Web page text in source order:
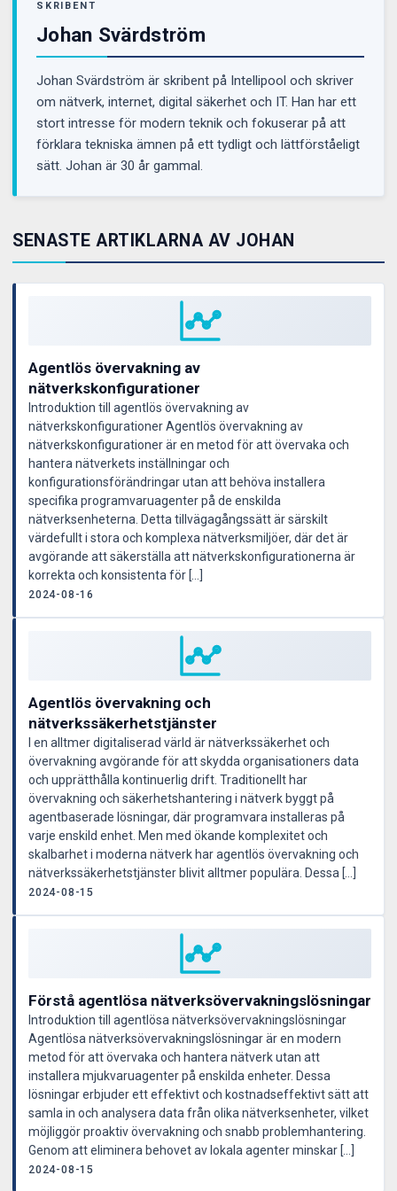
SKRIBENT
Johan Svärdström
Johan Svärdström är skribent på Intellipool och skriver
om nätverk, internet, digital säkerhet och IT. Han har ett
stort intresse för modern teknik och fokuserar på att
förklara tekniska ämnen på ett tydligt och lättförståeligt
sätt. Johan är 30 år gammal.
SENASTE ARTIKLARNA AV JOHAN
Agentlös övervakning av
nätverkskonfigurationer
Introduktion till agentlös övervakning av
nätverkskonfigurationer Agentlös övervakning av
nätverkskonfigurationer är en metod för att övervaka och
hantera nätverkets inställningar och
konfigurationsförändringar utan att behöva installera
specifika programvaruagenter på de enskilda
nätverksenheterna. Detta tillvägagångssätt är särskilt
värdefullt i stora och komplexa nätverksmiljöer, där det är
avgörande att säkerställa att nätverkskonfigurationerna är
korrekta och konsistenta för […]
2024-08-16
Agentlös övervakning och
nätverkssäkerhetstjänster
I en alltmer digitaliserad värld är nätverkssäkerhet och
övervakning avgörande för att skydda organisationers data
och upprätthålla kontinuerlig drift. Traditionellt har
övervakning och säkerhetshantering i nätverk byggt på
agentbaserade lösningar, där programvara installeras på
varje enskild enhet. Men med ökande komplexitet och
skalbarhet i moderna nätverk har agentlös övervakning och
nätverkssäkerhetstjänster blivit alltmer populära. Dessa […]
2024-08-15
Förstå agentlösa nätverksövervakningslösningar
Introduktion till agentlösa nätverksövervakningslösningar
Agentlösa nätverksövervakningslösningar är en modern
metod för att övervaka och hantera nätverk utan att
installera mjukvaruagenter på enskilda enheter. Dessa
lösningar erbjuder ett effektivt och kostnadseffektivt sätt att
samla in och analysera data från olika nätverksenheter, vilket
möjliggör proaktiv övervakning och snabb problemhantering.
Genom att eliminera behovet av lokala agenter minskar […]
2024-08-15